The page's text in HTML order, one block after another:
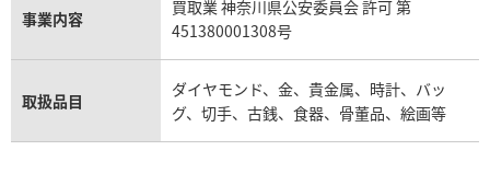
事業内容
買取業 神奈川県公安委員会 許可 第
451380001308号
取扱品目
ダイヤモンド、金、貴金属、時計、バッ
グ、切手、古銭、食器、骨董品、絵画等